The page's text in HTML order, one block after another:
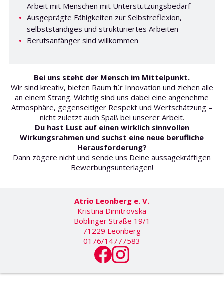
Arbeit mit Menschen mit Unterstützungsbedarf
Ausgeprägte Fähigkeiten zur Selbstreflexion,
selbstständiges und strukturiertes Arbeiten
Berufsanfänger sind willkommen
Bei uns steht der Mensch im Mittelpunkt.
Wir sind kreativ, bieten Raum für Innovation und ziehen alle
an einem Strang. Wichtig sind uns dabei eine angenehme
Atmosphäre, gegenseitiger Respekt und Wertschätzung –
nicht zuletzt auch Spaß bei unserer Arbeit.
Du hast Lust auf einen wirklich sinnvollen
Wirkungsrahmen und suchst eine neue berufliche
Herausforderung?
Dann zögere nicht und sende uns Deine aussagekräftigen
Bewerbungsunterlagen!
Atrio Leonberg e. V.
Kristina Dimitrovska
Böblinger Straße 19/1
71229 Leonberg
0176/14777583